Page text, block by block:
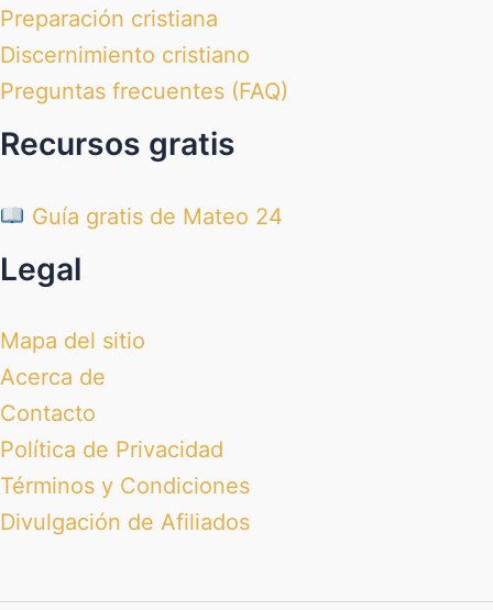
Preparación cristiana
Discernimiento cristiano
Preguntas frecuentes (FAQ)
Recursos gratis
Guía gratis de Mateo 24
Legal
Mapa del sitio
Acerca de
Contacto
Política de Privacidad
Términos y Condiciones
Divulgación de Afiliados